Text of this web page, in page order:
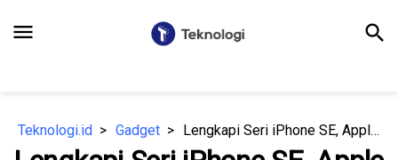
menu search
Teknologi.id Gadget Lengkapi Seri iPhone SE, Apple Bakal Luncurkan iPhone SE Plus?